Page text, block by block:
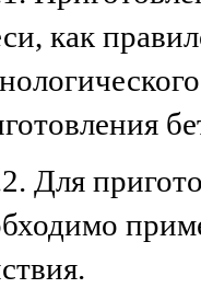
как
Для